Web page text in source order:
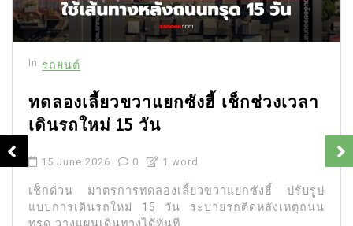
เตือนภัยทิ้งยางลบในรถ เสี่ยงคอนโซล
ละลายเสียหายถาวร
23 April 2026 0 8 words
ทิ้งยางลบดินสอไว้ในรถอันตรายกว่าที่คิด สาร